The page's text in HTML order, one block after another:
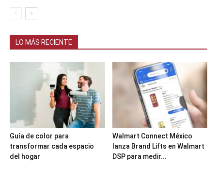
LO MÁS RECIENTE
Guía de color para
transformar cada espacio
del hogar
Walmart Connect México
lanza Brand Lifts en Walmart
DSP para medir...